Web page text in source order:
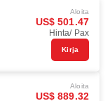
Aloita
US$ 501.47
Hinta/ Pax
Kirja
Aloita
US$ 889.32